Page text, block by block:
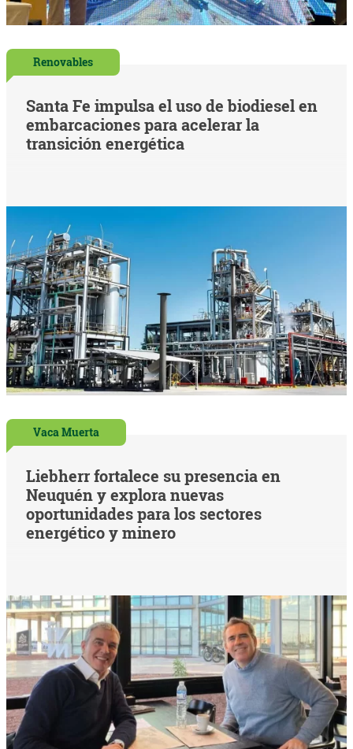
Renovables
Santa Fe impulsa el uso de biodiesel en
embarcaciones para acelerar la
transición energética
Vaca Muerta
Liebherr fortalece su presencia en
Neuquén y explora nuevas
oportunidades para los sectores
energético y minero